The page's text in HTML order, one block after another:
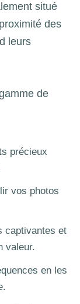
situé
des
leurs
de
précieux
vos photos
captivantes et
valeur.
en les